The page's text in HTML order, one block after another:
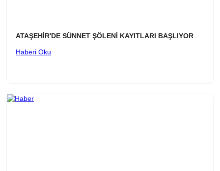
ATAŞEHİR'DE SÜNNET ŞÖLENİ KAYITLARI BAŞLIYOR
Haberi Oku